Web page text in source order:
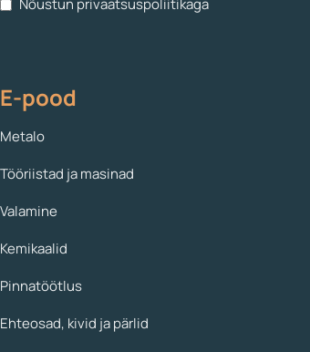
Nõustun privaatsuspoliitikaga
E-pood
Metalo
Tööriistad ja masinad
Valamine
Kemikaalid
Pinnatöötlus
Ehteosad, kivid ja pärlid